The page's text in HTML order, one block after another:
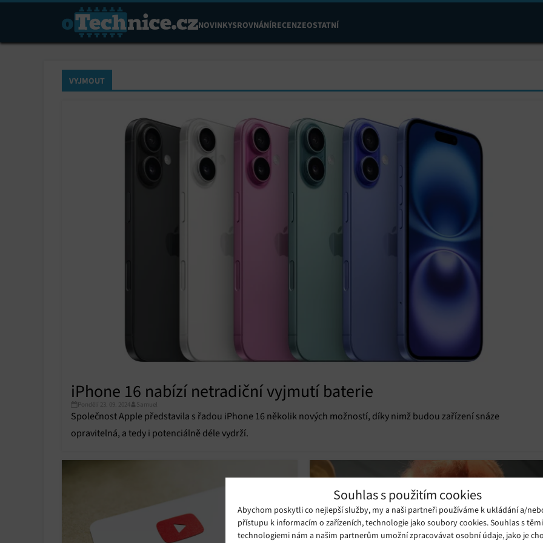
Souhlas s použitím cookies
Abychom poskytli co nejlepší služby, my a naši partneři používáme k ukládání a/
přístupu k informacím o zařízeních, technologie jako soubory cookies. Souhlas s
technologiemi nám a našim partnerům umožní zpracovávat osobní údaje, jako je
NOVINKYSROVNÁNÍRECENZEOSTATNÍ
VYJMOUT
iPhone 16 nabízí netradiční vyjmutí baterie
Pondělí 23. 09. 2024 Samuel
Společnost Apple představila s řadou iPhone 16 několik nových možností, díky nimž budou zařízení snáze
opravitelná, a tedy i potenciálně déle vydrží.